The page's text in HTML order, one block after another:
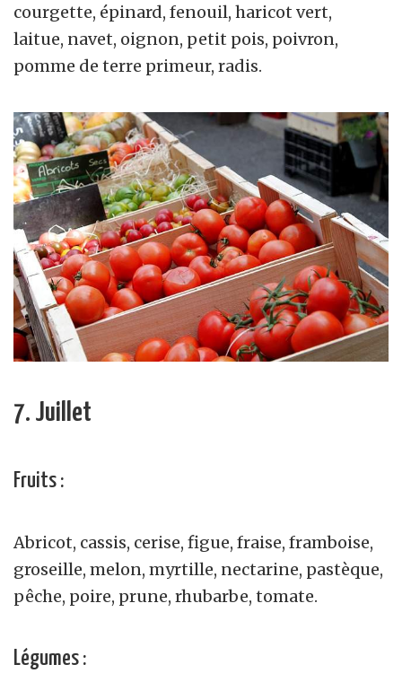
courgette, épinard, fenouil, haricot vert,
laitue, navet, oignon, petit pois, poivron,
pomme de terre primeur, radis.
7. Juillet
Fruits :
Abricot, cassis, cerise, figue, fraise, framboise,
groseille, melon, myrtille, nectarine, pastèque,
pêche, poire, prune, rhubarbe, tomate.
Légumes :